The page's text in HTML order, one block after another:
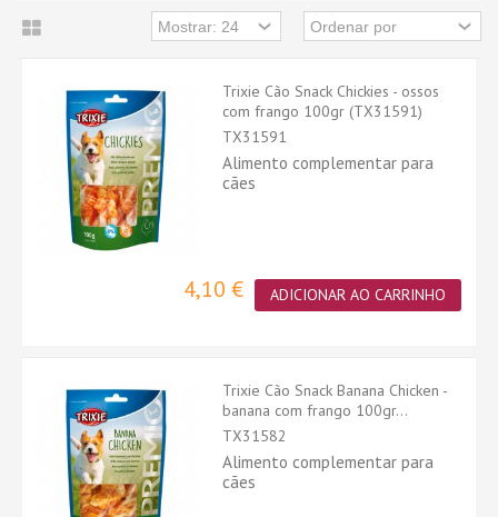
Trixie Cão Snack Chickies - ossos
com frango 100gr (TX31591)
TX31591
Alimento complementar para
cães
4,10 € ADICIONAR AO CARRINHO
Trixie Cão Snack Banana Chicken -
banana com frango 100gr...
TX31582
Alimento complementar para
cães